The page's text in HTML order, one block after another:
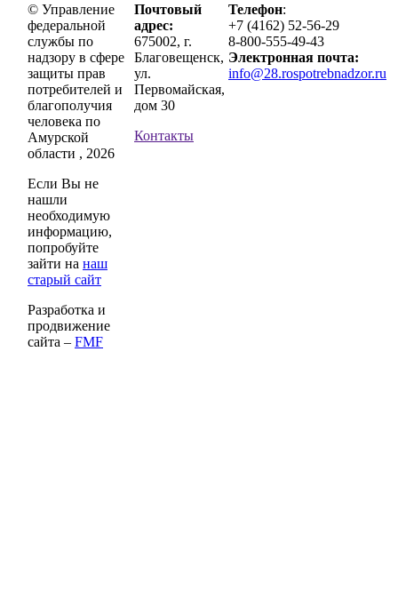
© Управление
федеральной
службы по
надзору в сфере
защиты прав
потребителей и
благополучия
человека по
Амурской
области , 2026
Если Вы не
нашли
необходимую
информацию,
попробуйте
зайти на наш
старый сайт
Разработка и
продвижение
сайта – FMF
Почтовый
адрес:
675002, г.
Благовещенск,
ул.
Первомайская,
дом 30
Контакты
Телефон:
+7 (4162) 52-56-29
8-800-555-49-43
Электронная почта:
info@28.rospotrebnadzor.ru